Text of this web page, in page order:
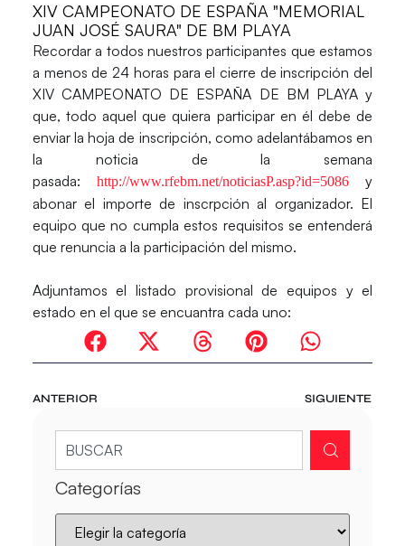
XIV CAMPEONATO DE ESPAÑA "MEMORIAL
JUAN JOSÉ SAURA" DE BM PLAYA
Recordar a todos nuestros participantes que estamos
a menos de 24 horas para el cierre de inscripción del
XIV CAMPEONATO DE ESPAÑA DE BM PLAYA y
que, todo aquel que quiera participar en él debe de
enviar la hoja de inscripción, como adelantábamos en
la noticia de la semana
pasada: http://www.rfebm.net/noticiasP.asp?id=5086 y
abonar el importe de inscrpción al organizador. El
equipo que no cumpla estos requisitos se entenderá
que renuncia a la participación del mismo.
Adjuntamos el listado provisional de equipos y el
estado en el que se encuantra cada uno:
ANTERIOR SIGUIENTE
Categorías